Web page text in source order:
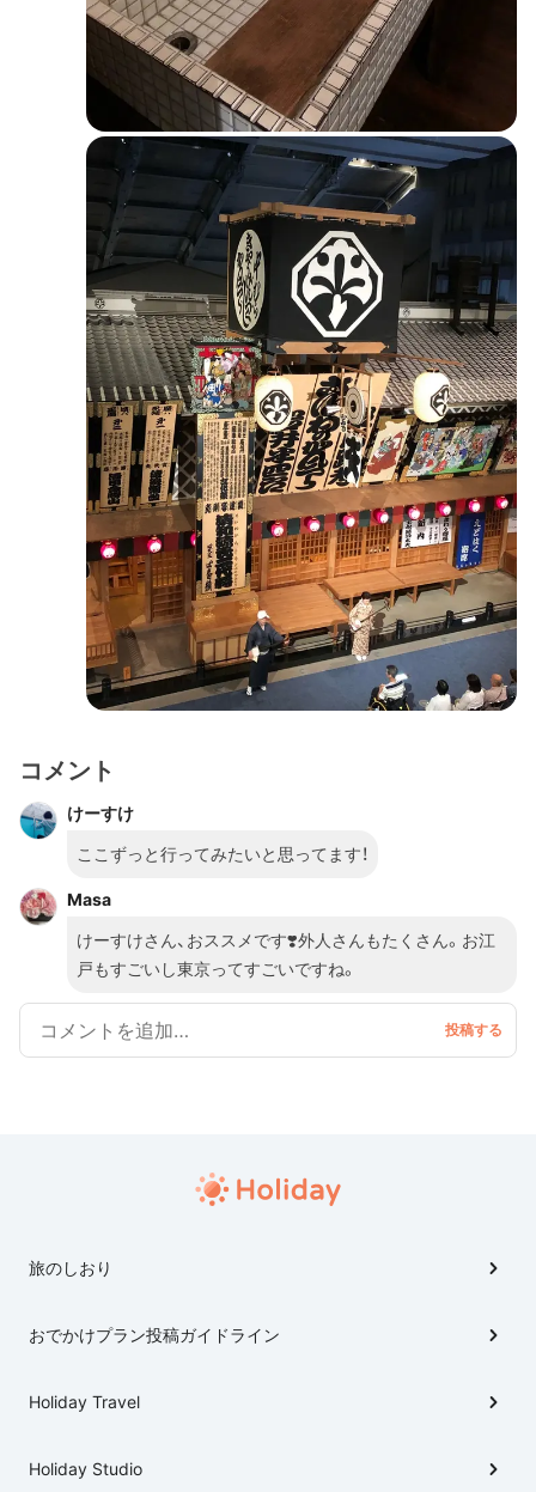
コメント
けーすけ
ここずっと行ってみたいと思ってます！
Masa
けーすけさん、おススメです❣️外人さんもたくさん。お江
戸もすごいし東京ってすごいですね。
旅のしおり
おでかけプラン投稿ガイドライン
Holiday Travel
Holiday Studio